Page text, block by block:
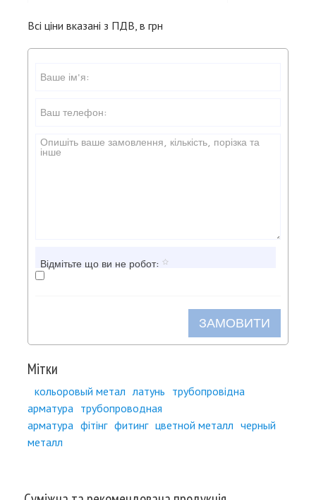
Всі ціни вказані з ПДВ, в грн
Відмітьте що ви не робот:
ЗАМОВИТИ
Мітки
кольоровый метал латунь трубопровідна
арматура трубопроводная
арматура фітінг фитинг цветной металл черный
металл